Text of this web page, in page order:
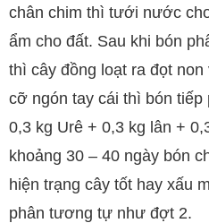
chân chim thì tưới nước
ẩm cho đất. Sau khi bón
thì cây đồng loạt ra đọt
cỡ ngón tay cái thì bón
0,3 kg Urê + 0,3 kg lân +
khoảng 30 – 40 ngày bón
hiện trạng cây tốt hay xấu
phân tương tự như đợt 2.